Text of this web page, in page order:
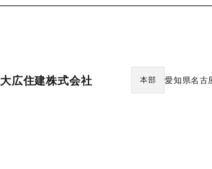
大広住建株式会社 本部 愛知県名古